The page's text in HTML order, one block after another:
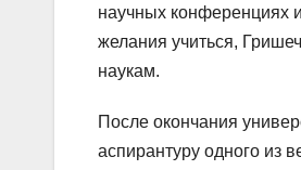
научных конференциях
желания учиться,
наукам.
После окончания
аспирантуру одного из